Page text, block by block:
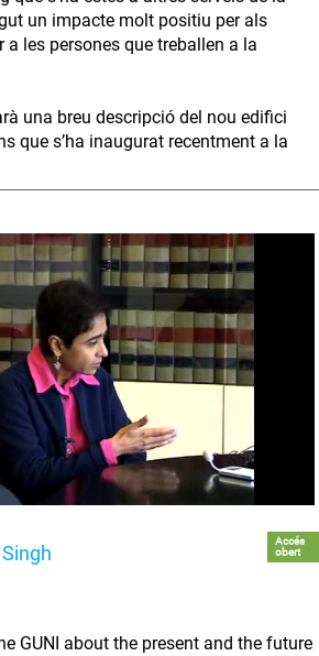
un impacte molt positiu per als
a les persones que treballen a la
una breu descripció del nou edifici
que s’ha inaugurat recentment a la
Accés
obert
GUNI about the present and the future